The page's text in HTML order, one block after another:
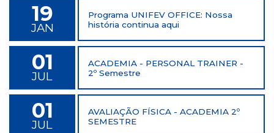
19
JAN
Programa UNIFEV OFFICE: Nossa
história continua aqui
01
JUL
ACADEMIA - PERSONAL TRAINER -
2º Semestre
01
JUL
AVALIAÇÃO FÍSICA - ACADEMIA 2º
SEMESTRE